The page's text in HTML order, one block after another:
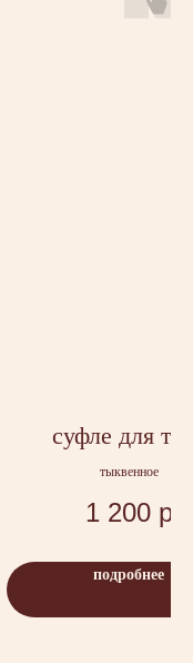
суфле для
тыквенное
1 200 р
подробнее